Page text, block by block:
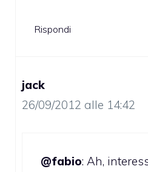
Rispondi
jack
26/09/2012 alle 14:42
@fabio: Ah,